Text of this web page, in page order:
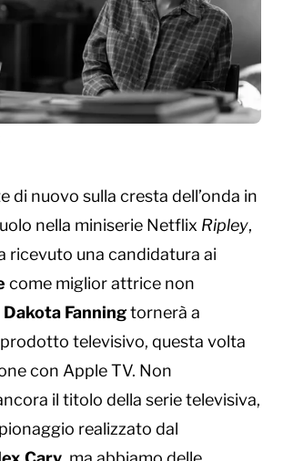
di nuovo sulla cresta dell’onda in
nella miniserie Netflix Ripley,
ricevuto una candidatura ai
come miglior attrice non
Dakota Fanningtornerà a
televisivo, questa volta
con Apple TV. Non
il titolo della serie televisiva,
realizzato dal